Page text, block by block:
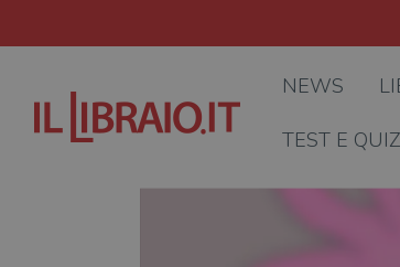
NEWS
TEST E QUIZ